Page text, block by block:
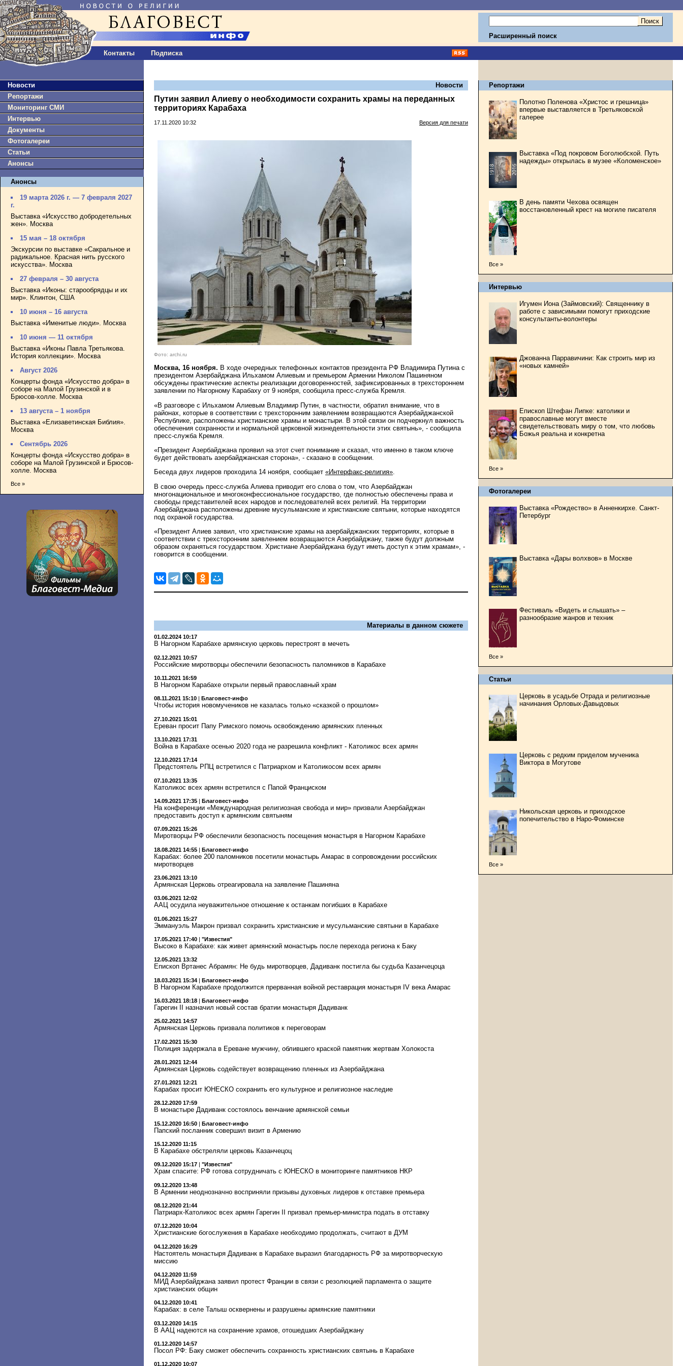
Контакты Подписка
Расширенный поиск
Новости
Репортажи
Мониторинг СМИ
Интервью
Документы
Фотогалереи
Статьи
Анонсы
Анонсы
19 марта 2026 г. — 7 февраля 2027
г.
Выставка «Искусство добродетельных
жен». Москва
15 мая – 18 октября
Экскурсии по выставке «Сакральное и
радикальное. Красная нить русского
искусства». Москва
27 февраля – 30 августа
Выставка «Иконы: старообрядцы и их
мир». Клинтон, США
10 июня – 16 августа
Выставка «Именитые люди». Москва
10 июня — 11 октября
Выставка «Иконы Павла Третьякова.
История коллекции». Москва
Август 2026
Концерты фонда «Искусство добра» в
соборе на Малой Грузинской и в
Брюсов-холле. Москва
13 августа – 1 ноября
Выставка «Елизаветинская Библия».
Москва
Сентябрь 2026
Концерты фонда «Искусство добра» в
соборе на Малой Грузинской и Брюсов-
холле. Москва
Все »
Новости
Путин заявил Алиеву о необходимости сохранить храмы на переданных
территориях Карабаха
17.11.2020 10:32 Версия для печати
Фото: archi.ru
Москва, 16 ноября. В ходе очередных телефонных контактов президента РФ Владимира Путина с
президентом Азербайджана Ильхамом Алиевым и премьером Армении Николом Пашиняном
обсуждены практические аспекты реализации договоренностей, зафиксированных в трехстороннем
заявлении по Нагорному Карабаху от 9 ноября, сообщила пресс-служба Кремля.
«В разговоре с Ильхамом Алиевым Владимир Путин, в частности, обратил внимание, что в
районах, которые в соответствии с трехсторонним заявлением возвращаются Азербайджанской
Республике, расположены христианские храмы и монастыри. В этой связи он подчеркнул важность
обеспечения сохранности и нормальной церковной жизнедеятельности этих святынь», - сообщила
пресс-служба Кремля.
«Президент Азербайджана проявил на этот счет понимание и сказал, что именно в таком ключе
будет действовать азербайджанская сторона», - сказано в сообщении.
Беседа двух лидеров проходила 14 ноября, сообщает «Интерфакс-религия».
В свою очередь пресс-служба Алиева приводит его слова о том, что Азербайджан
многонациональное и многоконфессиональное государство, где полностью обеспечены права и
свободы представителей всех народов и последователей всех религий. На территории
Азербайджана расположены древние мусульманские и христианские святыни, которые находятся
под охраной государства.
«Президент Алиев заявил, что христианские храмы на азербайджанских территориях, которые в
соответствии с трехсторонним заявлением возвращаются Азербайджану, также будут должным
образом охраняться государством. Христиане Азербайджана будут иметь доступ к этим храмам», -
говорится в сообщении.
Материалы в данном сюжете
01.02.2024 10:17
В Нагорном Карабахе армянскую церковь перестроят в мечеть
02.12.2021 10:57
Российские миротворцы обеспечили безопасность паломников в Карабахе
10.11.2021 16:59
В Нагорном Карабахе открыли первый православный храм
08.11.2021 15:10 Благовест-инфо
Чтобы история новомучеников не казалась только «сказкой о прошлом»
27.10.2021 15:01
Ереван просит Папу Римского помочь освобождению армянских пленных
13.10.2021 17:31
Война в Карабахе осенью 2020 года не разрешила конфликт - Католикос всех армян
12.10.2021 17:14
Предстоятель РПЦ встретился с Патриархом и Католикосом всех армян
07.10.2021 13:35
Католикос всех армян встретился с Папой Франциском
14.09.2021 17:35 | Благовест-инфо
На конференции «Международная религиозная свобода и мир» призвали Азербайджан
предоставить доступ к армянским святыням
07.09.2021 15:26
Миротворцы РФ обеспечили безопасность посещения монастыря в Нагорном Карабахе
18.08.2021 14:55 | Благовест-инфо
Карабах: более 200 паломников посетили монастырь Амарас в сопровождении российских
миротворцев
23.06.2021 13:10
Армянская Церковь отреагировала на заявление Пашиняна
03.06.2021 12:02
ААЦ осудила неуважительное отношение к останкам погибших в Карабахе
01.06.2021 15:27
Эммануэль Макрон призвал сохранить христианские и мусульманские святыни в Карабахе
17.05.2021 17:40 | "Известия"
Высоко в Карабахе: как живет армянский монастырь после перехода региона к Баку
12.05.2021 13:32
Епископ Вртанес Абрамян: Не будь миротворцев, Дадиванк постигла бы судьба Казанчецоца
18.03.2021 15:34 | Благовест-инфо
В Нагорном Карабахе продолжится прерванная войной реставрация монастыря IV века Амарас
16.03.2021 18:18 | Благовест-инфо
Гарегин II назначил новый состав братии монастыря Дадиванк
25.02.2021 14:57
Армянская Церковь призвала политиков к переговорам
17.02.2021 15:30
Полиция задержала в Ереване мужчину, облившего краской памятник жертвам Холокоста
28.01.2021 12:44
Армянская Церковь содействует возвращению пленных из Азербайджана
27.01.2021 12:21
Карабах просит ЮНЕСКО сохранить его культурное и религиозное наследие
28.12.2020 17:59
В монастыре Дадиванк состоялось венчание армянской семьи
15.12.2020 16:50 | Благовест-инфо
Папский посланник совершил визит в Армению
15.12.2020 11:15
В Карабахе обстреляли церковь Казанчецоц
09.12.2020 15:17 "Известия"
Храм спасите: РФ готова сотрудничать с ЮНЕСКО в мониторинге памятников НКР
09.12.2020 13:48
В Армении неоднозначно восприняли призывы духовных лидеров к отставке премьера
08.12.2020 21:44
Патриарх-Католикос всех армян Гарегин II призвал премьер-министра подать в отставку
07.12.2020 10:04
Христианские богослужения в Карабахе необходимо продолжать, считают в ДУМ
04.12.2020 16:29
Настоятель монастыря Дадиванк в Карабахе выразил благодарность РФ за миротворческую
миссию
04.12.2020 11:59
МИД Азербайджана заявил протест Франции в связи с резолюцией парламента о защите
христианских общин
04.12.2020 10:41
Карабах: в селе Талыш осквернены и разрушены армянские памятники
03.12.2020 14:15
В ААЦ надеются на сохранение храмов, отошедших Азербайджану
01.12.2020 14:57
Посол РФ: Баку сможет обеспечить сохранность христианских святынь в Карабахе
01.12.2020 10:07
Репортажи
Полотно Поленова «Христос и грешница»
впервые выставляется в Третьяковской
галерее
Выставка «Под покровом Боголюбской. Путь
надежды» открылась в музее «Коломенское»
В день памяти Чехова освящен
восстановленный крест на могиле писателя
Все »
Интервью
Игумен Иона (Займовский): Священнику в
работе с зависимыми помогут приходские
консультанты-волонтеры
Джованна Парравичини: Как строить мир из
«новых камней»
Епископ Штефан Липке: католики и
православные могут вместе
свидетельствовать миру о том, что любовь
Божья реальна и конкретна
Все »
Фотогалереи
Выставка «Рождество» в Анненкирхе. Санкт-
Петербург
Выставка «Дары волхвов» в Москве
Фестиваль «Видеть и слышать» –
разнообразие жанров и техник
Все »
Статьи
Церковь в усадьбе Отрада и религиозные
начинания Орловых-Давыдовых
Церковь с редким приделом мученика
Виктора в Могутове
Никольская церковь и приходское
попечительство в Наро-Фоминске
Все »